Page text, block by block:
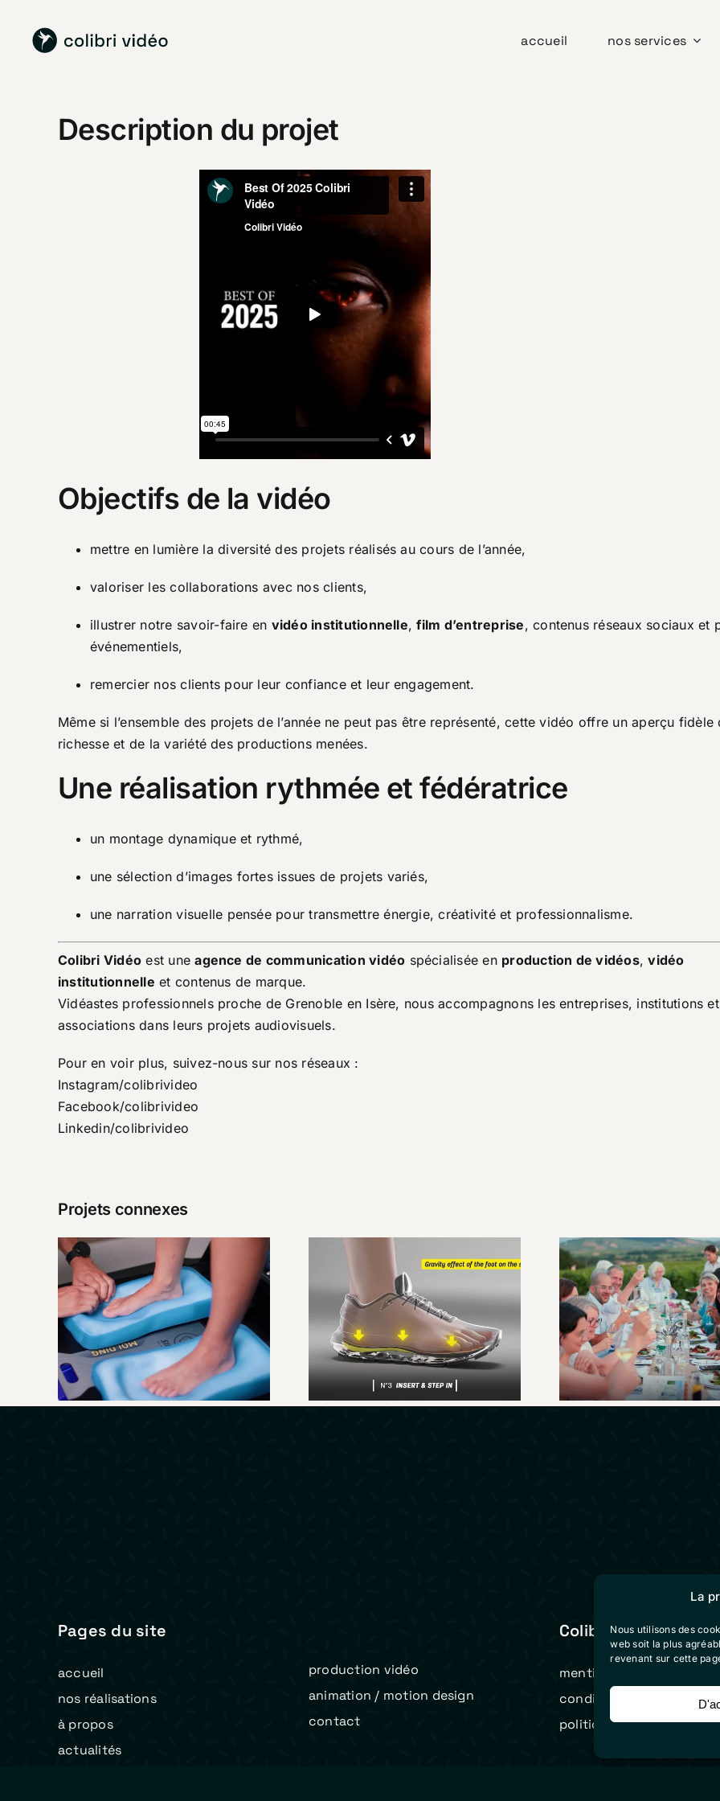
La
Nous utilisons des
web soit la plus
revenant sur cette
contenu
accueil nos services
Description du projet
Objectifs de la vidéo
mettre en lumière la diversité des projets réalisés au cours de l’année,
valoriser les collaborations avec nos clients,
illustrer notre savoir-faire en vidéo institutionnelle,film d’entreprise, contenus réseaux sociaux et
événementiels,
remercier nos clients pour leur confiance et leur engagement.
Même si l’ensemble des projets de l’année ne peut pas être représenté, cette vidéo offre un aperçu fidèle
richesse et de la variété des productions menées.
Une réalisation rythmée et fédératrice
un montage dynamique et rythmé,
une sélection d’images fortes issues de projets variés,
une narration visuelle pensée pour transmettre énergie, créativité et professionnalisme.
Colibri Vidéo est uneagence de communication vidéo spécialisée en production de vidéos,vidéo
institutionnelle et contenus de marque.
Vidéastes professionnels proche de Grenoble en Isère, nous accompagnons les entreprises, institutions et
associations dans leurs projets audiovisuels.
Pour en voir plus, suivez-nous sur nos réseaux :
Instagram/colibrivideo
Facebook/colibrivideo
Linkedin/colibrivideo
Projets connexes
SIDAS –
Présentation
Custom Station
Premium
Custom Live, la
semelle sur
mesure en
quelques minutes
Un week-end
cœur du
Pages du site
accueil
nos réalisations
à propos
actualités
production vidéo
animation / motion design
contact
Colibri Vidéo
mentions légales
conditions générales de
politique de cookies (eu)